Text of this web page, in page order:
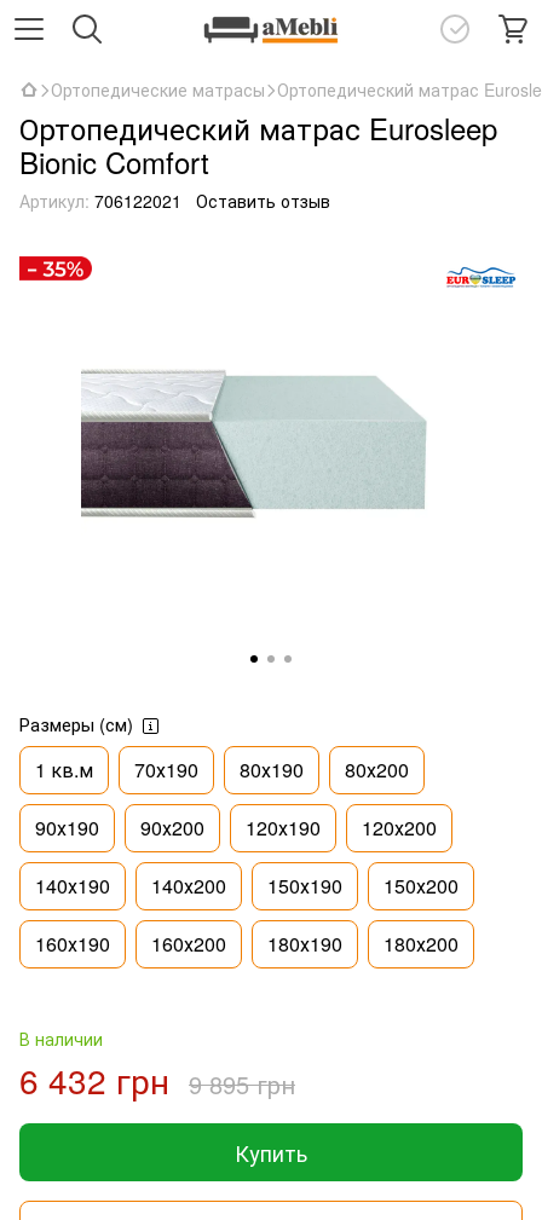
Ортопедические матрасы Ортопедический матрас
Ортопедический матрас Eurosleep
Bionic Comfort
Артикул: 706122021 Оставить отзыв
Размеры (см)
1 кв.м 70х190 80х190 80х200
90х190 90х200 120х190 120х200
140х190 140х200 150х190 150х200
160х190 160х200 180х190 180х200
В наличии
6 432 грн 9 895 грн
Купить